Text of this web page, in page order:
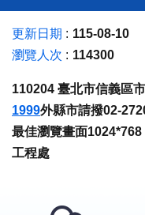
更新日期
115-08-10
瀏覽人次
114300
110204 臺北市信義區
1999外縣市請撥02-
最佳瀏覽畫面
工程處